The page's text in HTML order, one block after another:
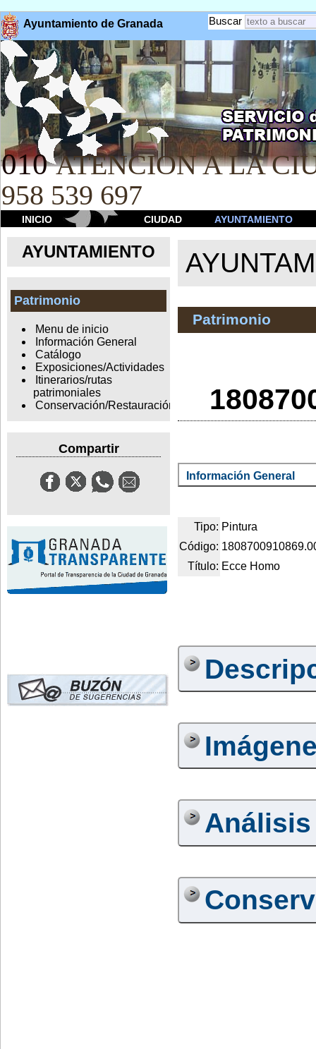
Ayuntamiento de Granada Buscar
010 ATENCION A LA
958 539 697
INICIO CIUDAD AYUNTAMIENTO
AYUNTAMIENTO
Patrimonio
Menu de inicio
Información General
Catálogo
Exposiciones/Actividades
Itinerarios/rutas
patrimoniales
Conservación/Restauración
Compartir
Patrimonio
Información General
Tipo: Pintura
Código:
Título: Ecce Homo